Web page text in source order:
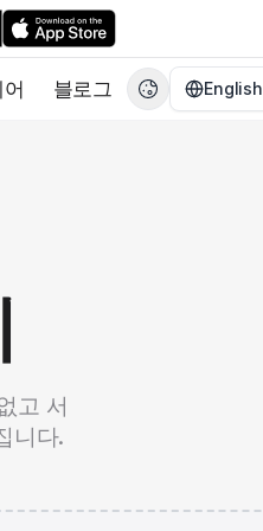
블로그 English
고 서
니다.